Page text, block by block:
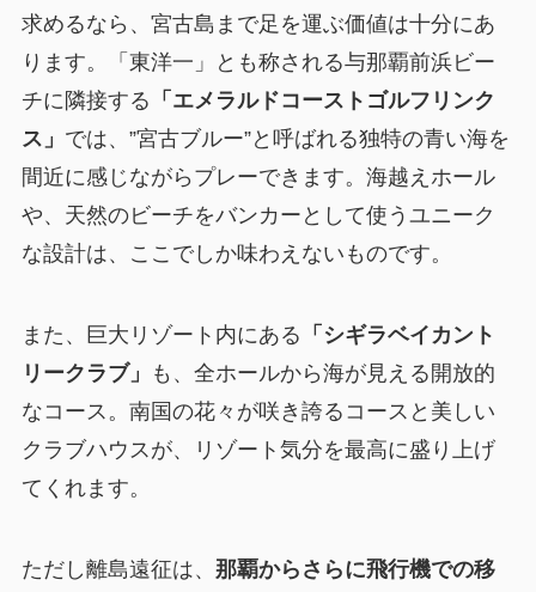
求めるなら、宮古島まで足を運ぶ価値は十分にあ
ります。「東洋一」とも称される与那覇前浜ビー
チに隣接する 「エメラルドコーストゴルフリンク
ス」 では、”宮古ブルー”と呼ばれる独特の青い海を
間近に感じながらプレーできます。海越えホール
や、天然のビーチをバンカーとして使うユニーク
な設計は、ここでしか味わえないものです。
また、巨大リゾート内にある 「シギラベイカント
リークラブ」
も、全ホールから海が見える開放的
なコース。南国の花々が咲き誇るコースと美しい
クラブハウスが、リゾート気分を最高に盛り上げ
てくれます。
ただし離島遠征は、 那覇からさらに飛行機での移